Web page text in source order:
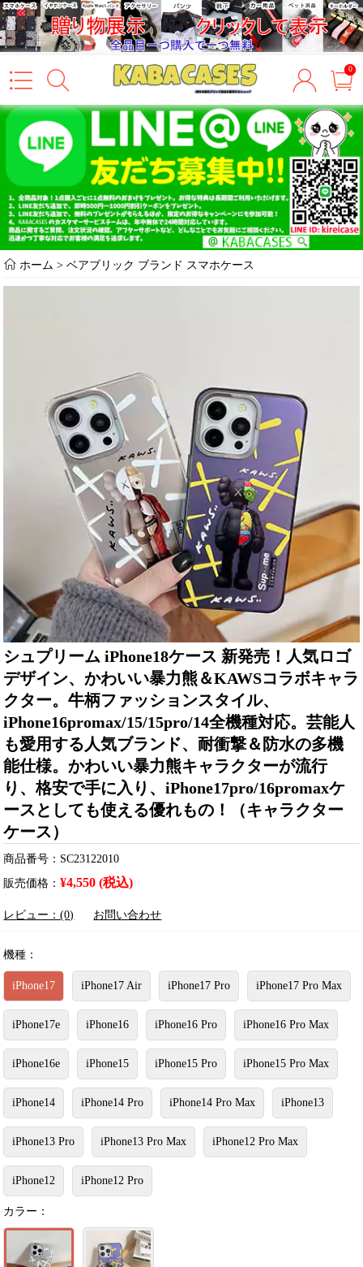
0
ホーム >ベアブリック ブランド スマホケース
シュプリーム iPhone18ケース 新発売！人気ロゴ
デザイン、かわいい暴力熊＆KAWSコラボキャラ
クター。牛柄ファッションスタイル、
iPhone16promax/15/15pro/14全機種対応。芸能人
も愛用する人気ブランド、耐衝撃＆防水の多機
能仕様。かわいい暴力熊キャラクターが流行
り、格安で手に入り、iPhone17pro/16promaxケ
ースとしても使える優れもの！（キャラクター
ケース）
商品番号：SC23122010
販売価格：¥4,550 (税込)
レビュー：(0) お問い合わせ
機種：
iPhone17 iPhone17 Air iPhone17 Pro iPhone17 Pro Max
iPhone17e iPhone16 iPhone16 Pro iPhone16 Pro Max
iPhone16e iPhone15 iPhone15 Pro iPhone15 Pro Max
iPhone14 iPhone14 Pro iPhone14 Pro Max iPhone13
iPhone13 Pro iPhone13 Pro Max iPhone12 Pro Max
iPhone12 iPhone12 Pro
カラー：